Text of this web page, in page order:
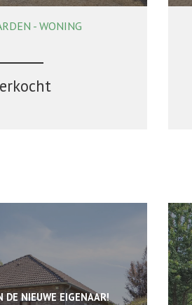
3
- WONING
DE NIEUWE EIGENAAR!